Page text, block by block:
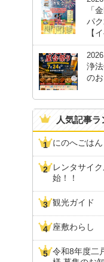
「
パ
【
浄
の
人気記事
にのへごはん
レンタサイ
始！！
観光ガイド
座敷わらし
令和8年度二